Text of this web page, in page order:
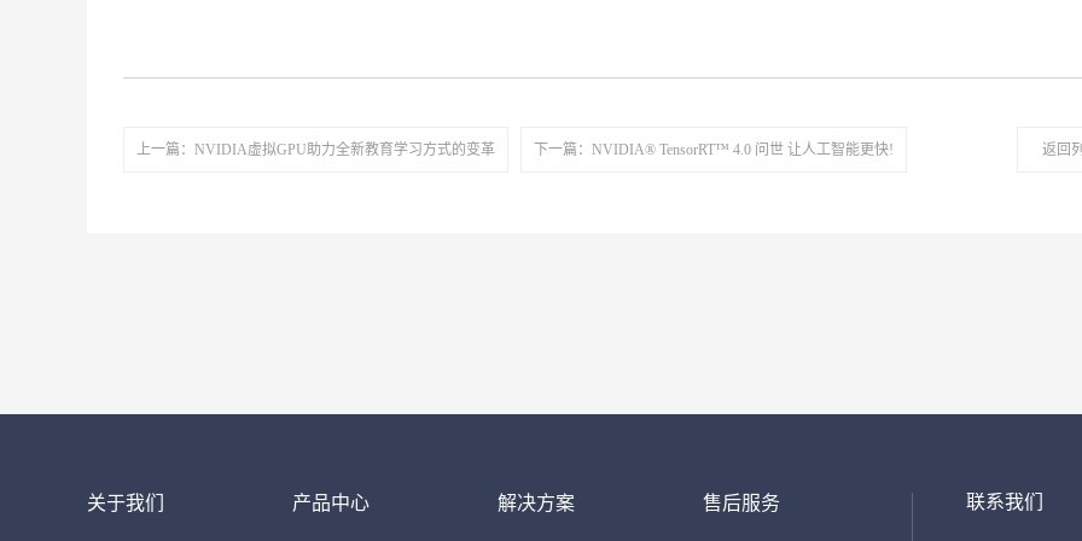
上一篇：NVIDIA虚拟GPU助力全新教育学习方式的变革 下一篇：NVIDIA® TensorRT™ 4.0 问世 让人工智能更快! 返回
关于我们 产品中心 解决方案 售后服务 联系我们